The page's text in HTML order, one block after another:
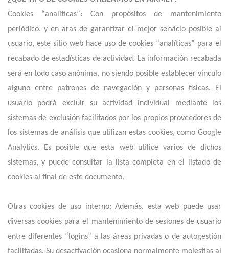
Cookies “analíticas”: Con propósitos de mantenimiento
periódico, y en aras de garantizar el mejor servicio posible al
usuario, este sitio web hace uso de cookies “analíticas” para el
recabado de estadísticas de actividad. La información recabada
será en todo caso anónima, no siendo posible establecer vínculo
alguno entre patrones de navegación y personas físicas. El
usuario podrá excluir su actividad individual mediante los
sistemas de exclusión facilitados por los propios proveedores de
los sistemas de análisis que utilizan estas cookies, como Google
Analytics. Es posible que esta web utilice varios de dichos
sistemas, y puede consultar la lista completa en el listado de
cookies al final de este documento.
Otras cookies de uso interno: Además, esta web puede usar
diversas cookies para el mantenimiento de sesiones de usuario
entre diferentes “logins” a las áreas privadas o de autogestión
facilitadas. Su desactivación ocasiona normalmente molestias al